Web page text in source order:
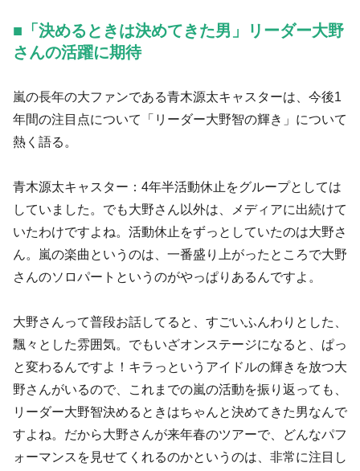
■「決めるときは決めてきた男」リーダー大野
さんの活躍に期待
嵐の長年の大ファンである青木源太キャスターは、今後1
年間の注目点について「リーダー大野智の輝き」について
熱く語る。
青木源太キャスター：4年半活動休止をグループとしては
していました。でも大野さん以外は、メディアに出続けて
いたわけですよね。活動休止をずっとしていたのは大野さ
ん。嵐の楽曲というのは、一番盛り上がったところで大野
さんのソロパートというのがやっぱりあるんですよ。
大野さんって普段お話してると、すごいふんわりとした、
飄々とした雰囲気。でもいざオンステージになると、ぱっ
と変わるんですよ！キラっというアイドルの輝きを放つ大
野さんがいるので、これまでの嵐の活動を振り返っても、
リーダー大野智決めるときはちゃんと決めてきた男なんで
すよね。だから大野さんが来年春のツアーで、どんなパフ
ォーマンスを見せてくれるのかというのは、非常に注目し